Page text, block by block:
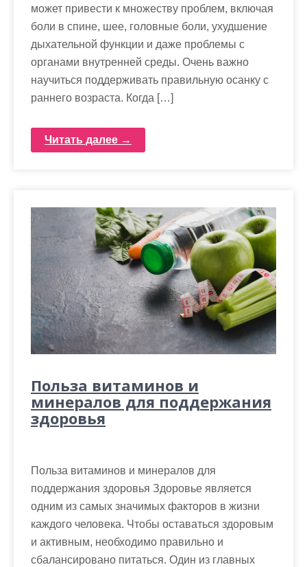
может привести к множеству проблем, включая
боли в спине, шее, головные боли, ухудшение
дыхательной функции и даже проблемы с
органами внутренней среды. Очень важно
научиться поддерживать правильную осанку с
раннего возраста. Когда […]
Читать далее →
Польза витаминов и
минералов для поддержания
здоровья
Польза витаминов и минералов для
поддержания здоровья Здоровье является
одним из самых значимых факторов в жизни
каждого человека. Чтобы оставаться здоровым
и активным, необходимо правильно и
сбалансировано питаться. Один из главных